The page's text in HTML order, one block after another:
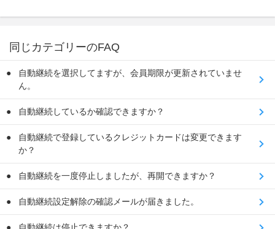
同じカテゴリーのFAQ
自動継続を選択してますが、会員期限が更新されていませ
ん。
自動継続しているか確認できますか？
自動継続で登録しているクレジットカードは変更できます
か？
自動継続を一度停止しましたが、再開できますか？
自動継続設定解除の確認メールが届きました。